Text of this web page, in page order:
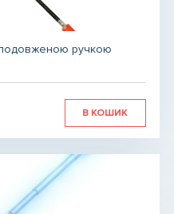
подовженою ручкою
В КОШИК